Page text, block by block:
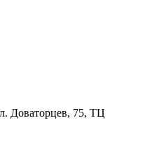
Доваторцев, 75, ТЦ